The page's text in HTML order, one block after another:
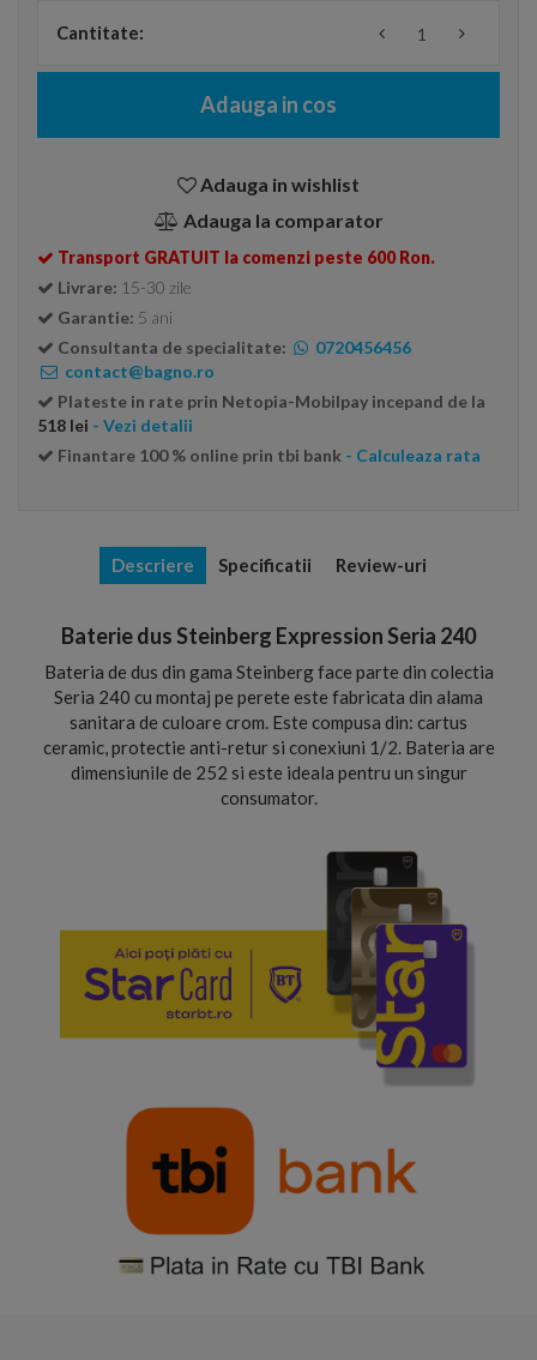
Cantitate:
Adauga in cos
Adauga in wishlist
Adauga la comparator
Transport GRATUIT la comenzi peste 600 Ron.
Livrare: 15-30 zile
Garantie: 5 ani
Consultanta de specialitate:
0720456456
contact@bagno.ro
Plateste in rate prin Netopia-Mobilpay incepand de la
518 lei - Vezi detalii
Finantare 100 % online prin tbi bank - Calculeaza rata
Descriere Specificatii Review-uri
Baterie dus Steinberg Expression Seria 240
Bateria de dus din gama Steinberg face parte din colectia
Seria 240 cu montaj pe perete este fabricata din alama
sanitara de culoare crom. Este compusa din: cartus
ceramic, protectie anti-retur si conexiuni 1/2. Bateria are
dimensiunile de 252 si este ideala pentru un singur
consumator.